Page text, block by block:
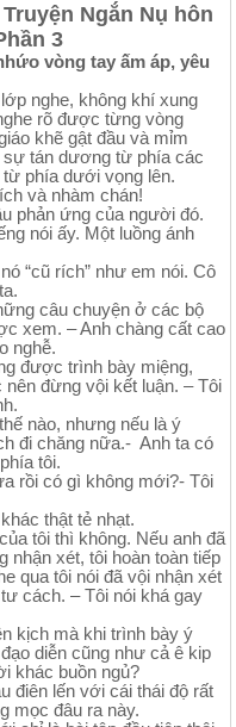
Ngắn Nụ hôn
3
vòng tay ấm áp, yêu
nghe, không khí xung
rõ được từng vòng
khẽ gật đầu và mỉm
tán dương từ phía các
từ phía dưới vọng lên.
và nhàm chán!
phản ứng của người đó.
nói ấy. Một luồng ánh
“cũ rích” như em nói. Cô
câu chuyện ở các bộ
xem. – Anh chàng cất cao
nghễ.
được trình bày miệng,
đừng vội kết luận. – Tôi
nào, nhưng nếu là ý
đi chăng nữa.- Anh ta có
tôi.
rồi có gì không mới?- Tôi
thật tẻ nhạt.
tôi thì không. Nếu anh đã
nhận xét, tôi hoàn toàn tiếp
qua tôi nói đã vội nhận xét
cách. – Tôi nói khá gay
kịch mà khi trình bày ý
diễn cũng như cả ê kip
khác buồn ngủ?
lến với cái thái độ rất
mọc đâu ra này.